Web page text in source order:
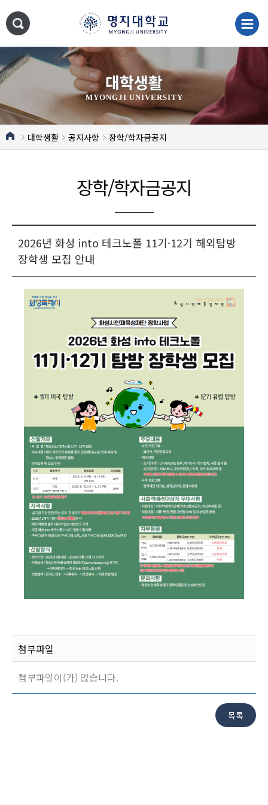
대학생활
MYONGJI UNIVERSITY
대학생활 공지사항 장학/학자금공지
장학/학자금공지
2026년 화성 into 테크노폴 11기·12기 해외탐방
장학생 모집 안내
첨부파일
첨부파일이(가) 없습니다.